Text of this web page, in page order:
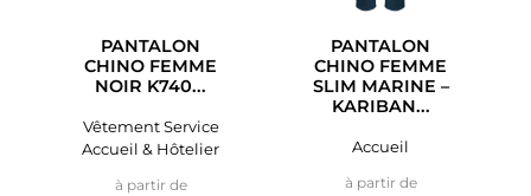
PANTALON
CHINO FEMME
NOIR K740...
Vêtement Service
Accueil & Hôtelier
à partir dePrix
PANTALON
CHINO FEMME
SLIM MARINE –
KARIBAN...
Accueil
à partir dePrix